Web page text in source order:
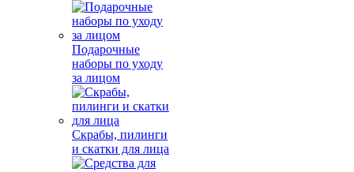
Подарочные
наборы по уходу
за лицом
Скрабы, пилинги
и скатки для лица